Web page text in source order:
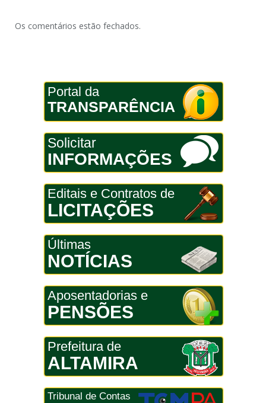
Os comentários estão fechados.
Portal da
TRANSPARÊNCIA
Solicitar
INFORMAÇÕES
Editais e Contratos de
LICITAÇÕES
Últimas
NOTÍCIAS
Aposentadorias e
PENSÕES
Prefeitura de
ALTAMIRA
Tribunal de Contas